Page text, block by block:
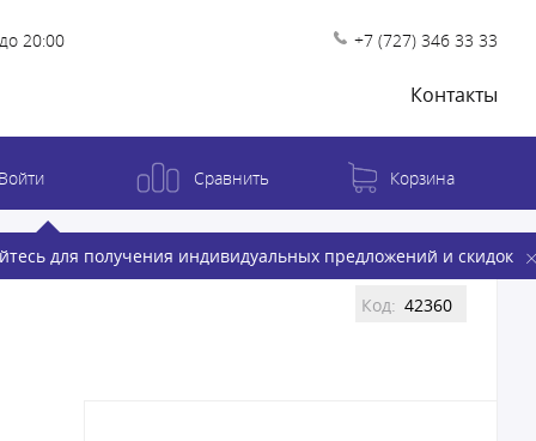
20:00 +7 (727) 346 33 33
Контакты
Войти
для получения индивидуальных предложений и скидок
Сравнить Корзина
Код: 42360